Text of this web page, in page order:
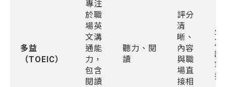
多益
（TOEIC）
專注
於職
場英
文溝
通能
力，
包含
閱讀
聽力、閱
讀
評分
清
晰、
內容
與職
場直
接相
少
及
說
寫
技